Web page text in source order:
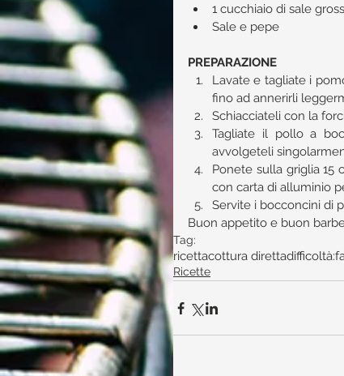
1 cucchiaio di sale
Sale e pepe
PREPARAZIONE
Lavate e tagliate i
fino ad annerirli
Schiacciateli con la
Tagliate il pollo a
avvolgeteli
Ponete sulla griglia
con carta di alluminio
Servite i bocconcini di
Buon appetito e buon
Tag:
ricettacottura diretta
Ricette